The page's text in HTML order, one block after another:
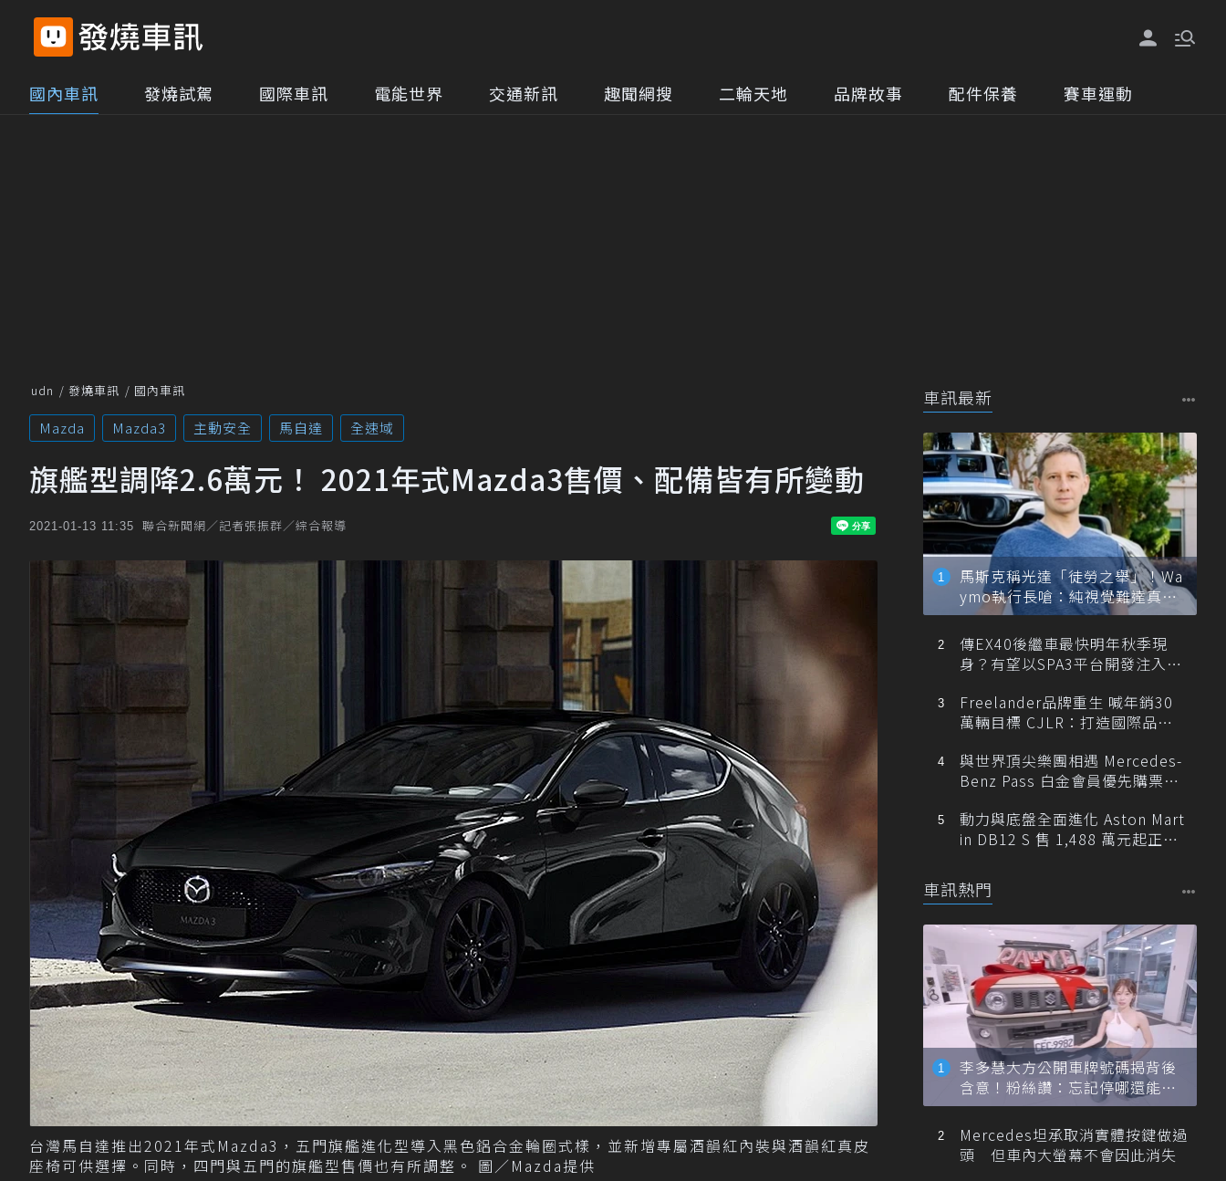
國內車訊 發燒試駕 國際車訊 電能世界 交通新訊 趣聞網搜 二輪天地 品牌故事 配件保養 賽車運動
udn 發燒車訊 國內車訊
Mazda Mazda3 主動安全 馬自達 全速域
旗艦型調降2.6萬元！ 2021年式Mazda3售價、配備皆有所變動
2021-01-13 11:35 聯合新聞網／記者張振群／綜合報導
台灣馬自達推出2021年式Mazda3，五門旗艦進化型導入黑色鋁合金輪圈式樣，並新增專屬酒韻紅內裝與酒韻紅真皮
座椅可供選擇。同時，四門與五門的旗艦型售價也有所調整。 圖／Mazda提供
車訊最新
馬斯克稱光達「徒勞之舉」！Wa
ymo執行長嗆：純視覺難達真正
自動駕駛
傳EX40後繼車最快明年秋季現
身？有望以SPA3平台開發注入80
Freelander品牌重生 喊年銷30
萬輛目標 CJLR：打造國際品牌
與世界頂尖樂團相遇 Mercedes-
Benz Pass 白金會員優先購票維
動力與底盤全面進化 Aston Mart
in DB12 S 售 1,488 萬元起正式
車訊熱門
李多慧大方公開車牌號碼揭背後
含意！粉絲讚：忘記停哪還能幫
忙找車
Mercedes坦承取消實體按鍵做過
頭 但車內大螢幕不會因此消失